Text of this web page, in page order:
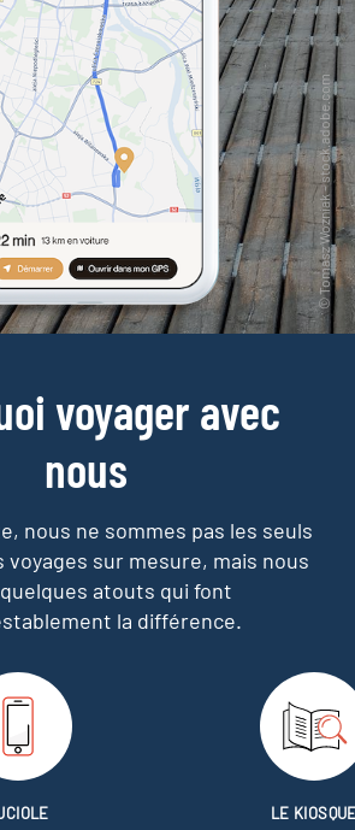
voyager avec
nous
nous ne sommes pas les seuls
voyages sur mesure, mais nous
atouts qui font
la différence.
LE